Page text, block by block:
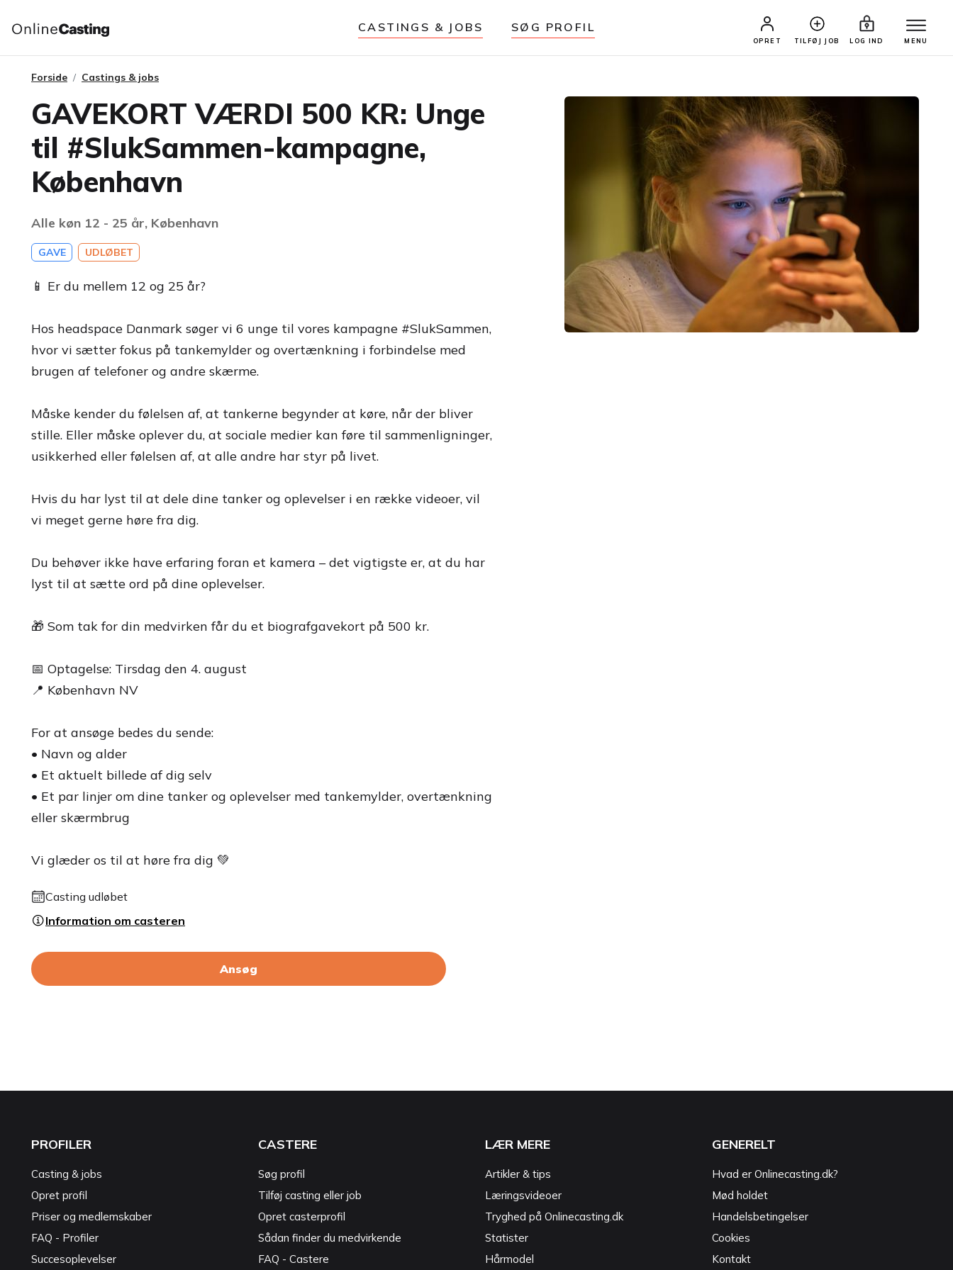
CASTINGS & JOBS SØG PROFIL
OPRET TILFØJ JOB LOG IND MENU
Forside Castings & jobs
GAVEKORT VÆRDI 500 KR: Unge
til #SlukSammen-kampagne,
København
Alle køn 12 - 25 år, København
GAVE UDLØBET
📱 Er du mellem 12 og 25 år?
Hos headspace Danmark søger vi 6 unge til vores kampagne #SlukSammen,
hvor vi sætter fokus på tankemylder og overtænkning i forbindelse med
brugen af telefoner og andre skærme.
Måske kender du følelsen af, at tankerne begynder at køre, når der bliver
stille. Eller måske oplever du, at sociale medier kan føre til sammenligninger,
usikkerhed eller følelsen af, at alle andre har styr på livet.
Hvis du har lyst til at dele dine tanker og oplevelser i en række videoer, vil
vi meget gerne høre fra dig.
Du behøver ikke have erfaring foran et kamera – det vigtigste er, at du har
lyst til at sætte ord på dine oplevelser.
🎁 Som tak for din medvirken får du et biografgavekort på 500 kr.
📅 Optagelse: Tirsdag den 4. august
📍 København NV
For at ansøge bedes du sende:
• Navn og alder
• Et aktuelt billede af dig selv
• Et par linjer om dine tanker og oplevelser med tankemylder, overtænkning
eller skærmbrug
Vi glæder os til at høre fra dig 💚
Casting udløbet
Information om casteren
Ansøg
PROFILER
Casting & jobs
Opret profil
Priser og medlemskaber
FAQ - Profiler
Succesoplevelser
CASTERE
Søg profil
Tilføj casting eller job
Opret casterprofil
Sådan finder du medvirkende
FAQ - Castere
LÆR MERE
Artikler & tips
Læringsvideoer
Tryghed på Onlinecasting.dk
Statister
Hårmodel
GENERELT
Hvad er Onlinecasting.dk?
Mød holdet
Handelsbetingelser
Cookies
Kontakt